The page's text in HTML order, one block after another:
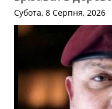
Субота, 8 Серпня, 2026